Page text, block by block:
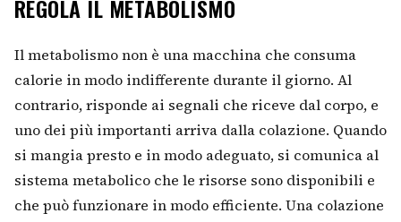
REGOLA IL METABOLISMO
Il metabolismo non è una macchina che consuma
calorie in modo indifferente durante il giorno. Al
contrario, risponde ai segnali che riceve dal corpo, e
uno dei più importanti arriva dalla colazione. Quando
si mangia presto e in modo adeguato, si comunica al
sistema metabolico che le risorse sono disponibili e
che può funzionare in modo efficiente. Una colazione